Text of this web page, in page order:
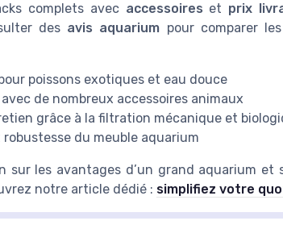
complets avec accessoires et prix
des avis aquarium pour comparer
poissons exotiques et eau douce
de nombreux accessoires animaux
grâce à la filtration mécanique et
du meuble aquarium
sur les avantages d’un grand aquarium
notre article dédié : simplifiez votre